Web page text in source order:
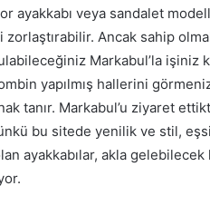
ayakkabı veya sandalet
Ancak sahip
Markabul’la işiniz
yapılmış hallerini
tanır. Markabul’u ziyaret
bu sitede yenilik ve stil,
ayakkabılar, akla